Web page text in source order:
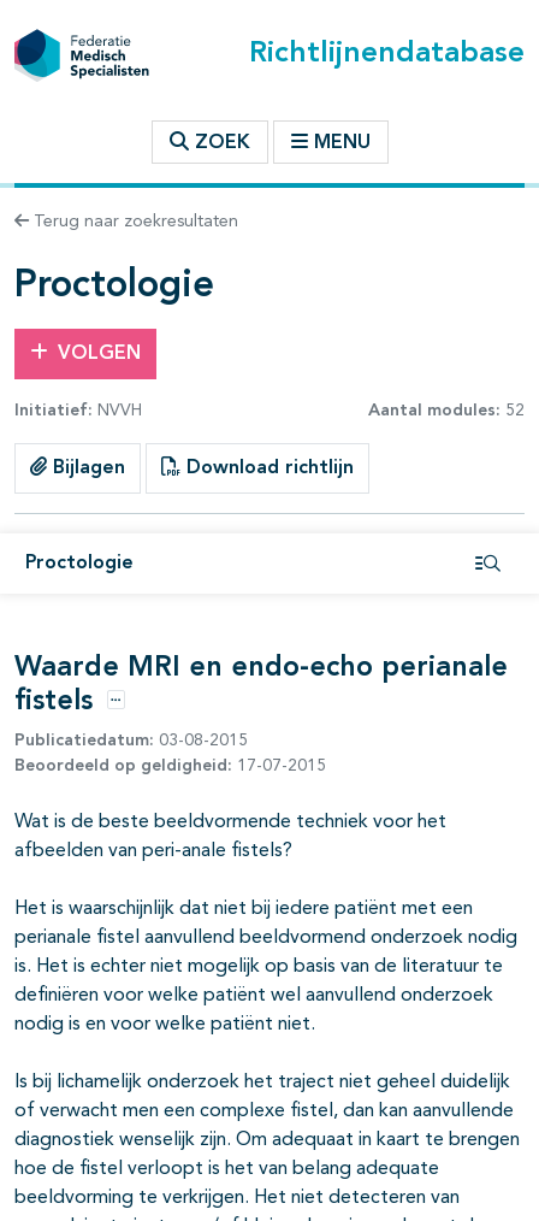
Richtlijnendatabase
ZOEK MENU
Terug naar zoekresultaten
Proctologie
VOLGEN
Initiatief: NVVH Aantal modules: 52
Bijlagen Download richtlijn
Proctologie
binnen deze richtlijn
open- en dichtklappen
open- en dichtklappen
open- en dichtklappen
Waarde MRI en endo-echo perianale
fistels
Opties
Publicatiedatum: 03-08-2015
Beoordeeld op geldigheid: 17-07-2015
Wat is de beste beeldvormende techniek voor het
afbeelden van peri-anale fistels?
Het is waarschijnlijk dat niet bij iedere patiënt met een
perianale fistel aanvullend beeldvormend onderzoek nodig
is. Het is echter niet mogelijk op basis van de literatuur te
definiëren voor welke patiënt wel aanvullend onderzoek
nodig is en voor welke patiënt niet.
Is bij lichamelijk onderzoek het traject niet geheel duidelijk
of verwacht men een complexe fistel, dan kan aanvullende
diagnostiek wenselijk zijn. Om adequaat in kaart te brengen
hoe de fistel verloopt is het van belang adequate
beeldvorming te verkrijgen. Het niet detecteren van